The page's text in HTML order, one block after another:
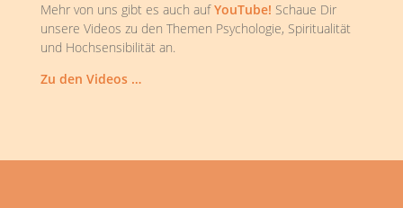
Mehr von uns gibt es auch aufYouTube! Schaue Dir
unsere Videos zu den Themen Psychologie, Spiritualität
und Hochsensibilität an.
Zu den Videos …